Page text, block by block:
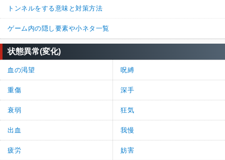
トンネルをする意味と対策方法
ゲーム内の隠し要素や小ネタ一覧
状態異常(変化)
血の渇望 呪縛
重傷 深手
衰弱 狂気
出血 我慢
疲労 妨害